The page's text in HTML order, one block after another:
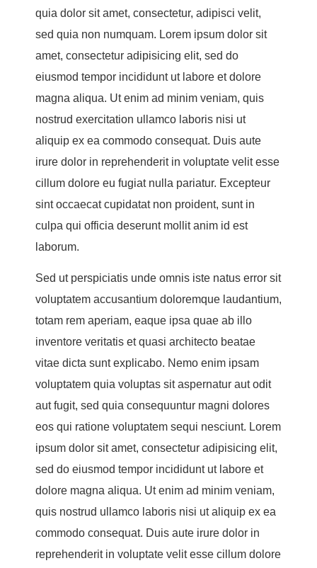
quia dolor sit amet, consectetur, adipisci velit,
sed quia non numquam. Lorem ipsum dolor sit
amet, consectetur adipisicing elit, sed do
eiusmod tempor incididunt ut labore et dolore
magna aliqua. Ut enim ad minim veniam, quis
nostrud exercitation ullamco laboris nisi ut
aliquip ex ea commodo consequat. Duis aute
irure dolor in reprehenderit in voluptate velit esse
cillum dolore eu fugiat nulla pariatur. Excepteur
sint occaecat cupidatat non proident, sunt in
culpa qui officia deserunt mollit anim id est
laborum.
Sed ut perspiciatis unde omnis iste natus error sit
voluptatem accusantium doloremque laudantium,
totam rem aperiam, eaque ipsa quae ab illo
inventore veritatis et quasi architecto beatae
vitae dicta sunt explicabo. Nemo enim ipsam
voluptatem quia voluptas sit aspernatur aut odit
aut fugit, sed quia consequuntur magni dolores
eos qui ratione voluptatem sequi nesciunt. Lorem
ipsum dolor sit amet, consectetur adipisicing elit,
sed do eiusmod tempor incididunt ut labore et
dolore magna aliqua. Ut enim ad minim veniam,
quis nostrud ullamco laboris nisi ut aliquip ex ea
commodo consequat. Duis aute irure dolor in
reprehenderit in voluptate velit esse cillum dolore